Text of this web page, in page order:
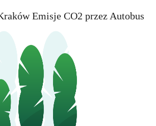
Emisje CO2 przez Autobus